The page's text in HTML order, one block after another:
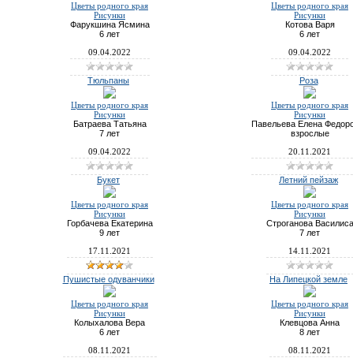
Цветы родного края
Рисунки
Фарукшина Ясмина
6 лет
09.04.2022
Цветы родного края
Рисунки
Котова Варя
6 лет
09.04.2022
Тюльпаны
Цветы родного края
Рисунки
Батраева Татьяна
7 лет
09.04.2022
Роза
Цветы родного края
Рисунки
Павельева Елена
взрослые
20.11.2021
Букет
Цветы родного края
Рисунки
Горбачева Екатерина
9 лет
17.11.2021
Летний пейзаж
Цветы родного края
Рисунки
Строганова Василиса
7 лет
14.11.2021
Пушистые одуванчики
Цветы родного края
Рисунки
Колыхалова Вера
6 лет
08.11.2021
На Липецкой земле
Цветы родного края
Рисунки
Клевцова Анна
8 лет
08.11.2021